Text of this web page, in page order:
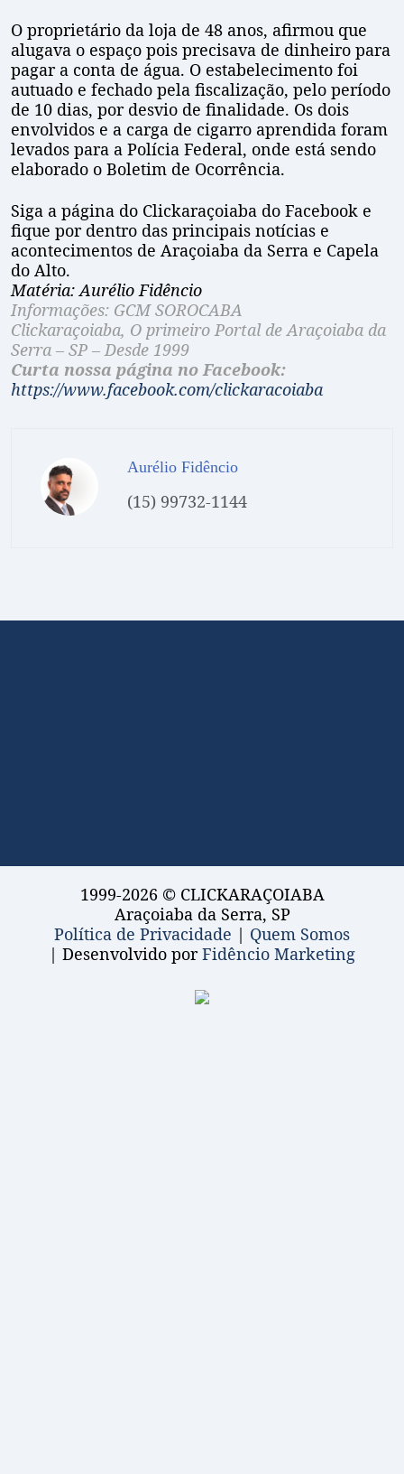
O proprietário da loja de 48 anos, afirmou que
alugava o espaço pois precisava de dinheiro para
pagar a conta de água. O estabelecimento foi
autuado e fechado pela fiscalização, pelo período
de 10 dias, por desvio de finalidade. Os dois
envolvidos e a carga de cigarro aprendida foram
levados para a Polícia Federal, onde está sendo
elaborado o Boletim de Ocorrência.
Siga a página do Clickaraçoiaba do Facebook e
fique por dentro das principais notícias e
acontecimentos de Araçoiaba da Serra e Capela
do Alto.
Matéria: Aurélio Fidêncio
Informações: GCM SOROCABA
Clickaraçoiaba, O primeiro Portal de Araçoiaba da
Serra – SP – Desde 1999
Curta nossa página no Facebook:
https://www.facebook.com/clickaracoiaba
Aurélio Fidêncio
(15) 99732-1144
1999-2026 © CLICKARAÇOIABA
Araçoiaba da Serra, SP
Política de Privacidade | Quem Somos
| Desenvolvido porFidêncio Marketing